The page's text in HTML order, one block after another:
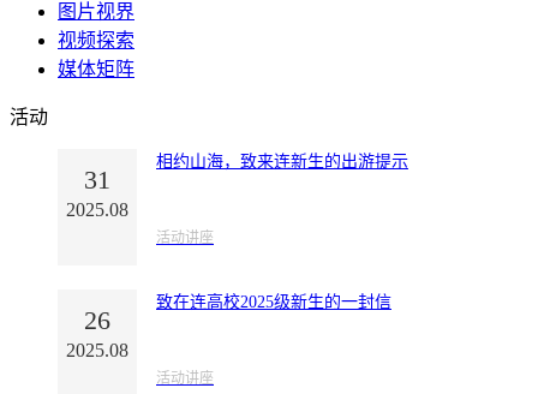
图片视界
视频探索
媒体矩阵
活动
31
2025.08
相约山海，致来连新生的出游提示
活动讲座
26
2025.08
致在连高校2025级新生的一封信
活动讲座